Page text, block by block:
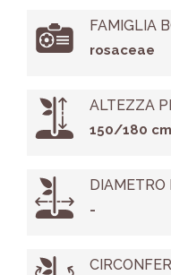
FAMIGLIA
rosaceae
ALTEZZA
150/180 cm
DIAMETRO
-